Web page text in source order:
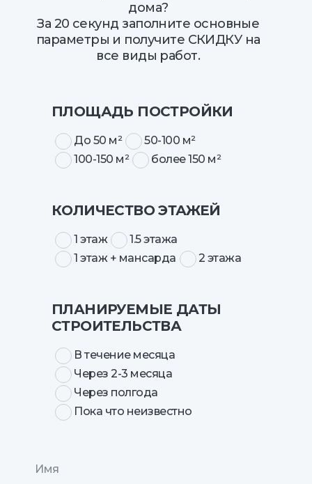
дома?
За 20 секунд заполните основные
параметры и получите СКИДКУ на
все виды работ.
ПЛОЩАДЬ ПОСТРОЙКИ
До 50 м²
50-100 м²
100-150 м²
более 150 м²
КОЛИЧЕСТВО ЭТАЖЕЙ
1 этаж
1.5 этажа
1 этаж + мансарда
2 этажа
ПЛАНИРУЕМЫЕ ДАТЫ
СТРОИТЕЛЬСТВА
В течение месяца
Через 2-3 месяца
Через полгода
Пока что неизвестно
Имя